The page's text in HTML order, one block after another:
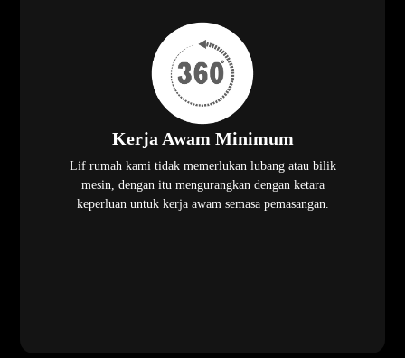
Kerja Awam Minimum
Lif rumah kami tidak memerlukan lubang atau bilik
mesin, dengan itu mengurangkan dengan ketara
keperluan untuk kerja awam semasa pemasangan.